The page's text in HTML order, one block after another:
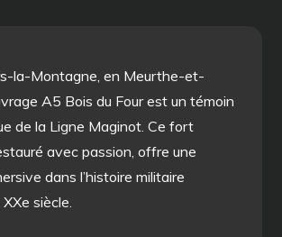
la-Montagne, en Meurthe-et-
A5 Bois du Four est un témoin
de la Ligne Maginot. Ce fort
avec passion, offre une
dans l’histoire militaire
siècle.